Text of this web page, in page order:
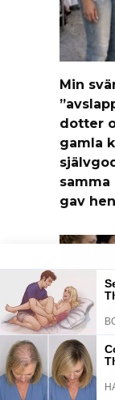
Min
dotter
gamla
gav